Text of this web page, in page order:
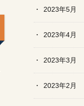
2023年5月
2023年4月
2023年3月
2023年2月